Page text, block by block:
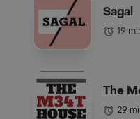
Sagal
19
The
29